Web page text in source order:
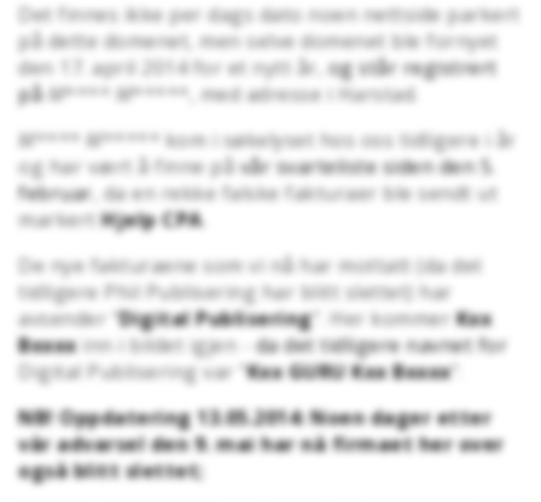
Det finnes ikke per dags dato noen nettside parkert
på dette domenet, men selve domenet ble fornyet
den 17. april 2014 for et nytt år,og står registrert
på M**** M***** , med adresse i Harstad.
M**** M***** kom i søkelyset hos oss tidligere i år
og har vært å finne påvår svarteliste siden den 5.
februar , da en rekke falske fakturaer ble sendt ut
markertHjelp CPA.
De nye fakturaene som vi nå har mottatt (da det
tidligere Phil Publisering har blitt slettet) har
avsender "Digital Publisering". Her kommerKxx
Bxxxxinn i bildet igjen -da det tidligere navnet for
Digital Publisering var "Kxx GURU Kxx Bxxxx".
NB! Oppdatering 13.05.2014: Noen dager etter
vår advarsel den 9. maihar nå firmaet her over
også blitt slettet;